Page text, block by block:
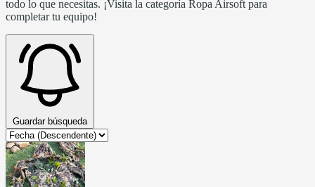
todo lo que necesitas. ¡Visita la categoría Ropa Airsoft para
completar tu equipo!
Guardar búsqueda